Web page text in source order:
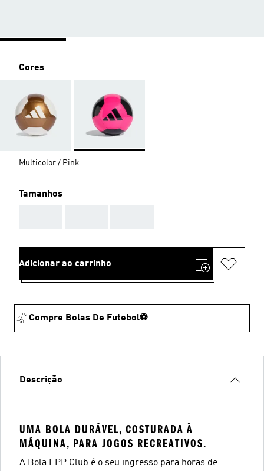
Cores
Multicolor / Pink
Tamanhos
Adicionar ao carrinho
Compre Bolas De Futebol⚽
Descrição
UMA BOLA DURÁVEL, COSTURADA À
MÁQUINA, PARA JOGOS RECREATIVOS.
A Bola EPP Club é o seu ingresso para horas de